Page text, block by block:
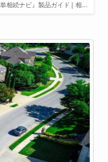
単相続ナビ』製品ガイド | 相...